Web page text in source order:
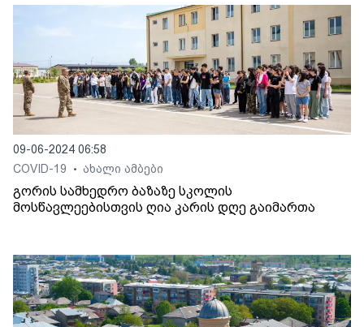
09-06-2024 06:58
COVID-19
• ახალი ამბები
გორის სამხედრო ბაზაზე სკოლის
მოსწავლეებისთვის ღია კარის დღე გაიმართა